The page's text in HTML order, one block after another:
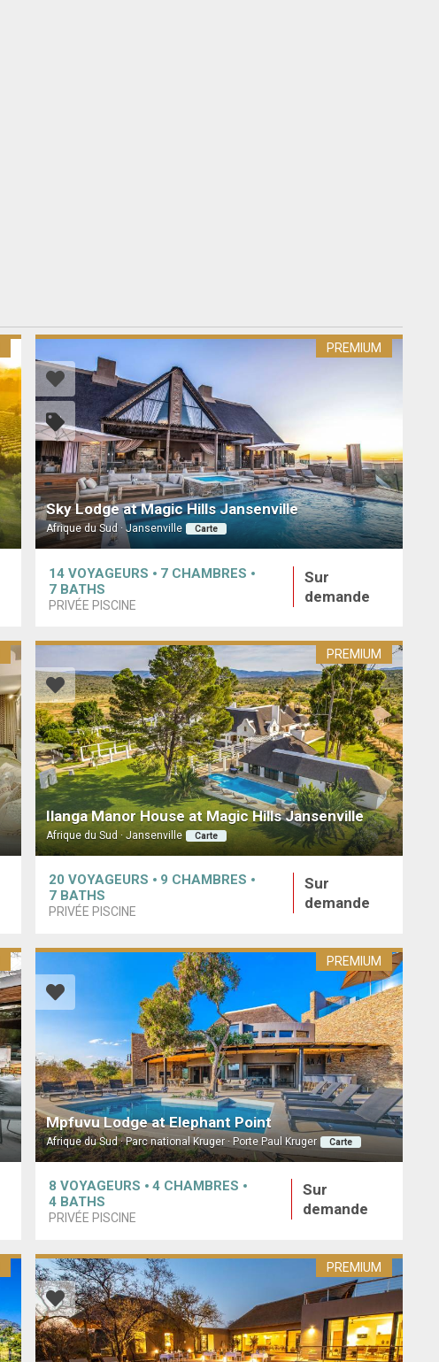
Sky Lodge at Magic Hills Jansenville
Afrique du Sud · Jansenville Carte
PREMIUM
14 VOYAGEURS 7 CHAMBRES
7 BATHS
PRIVÉE PISCINE
Sur
demande
Ilanga Manor House at Magic Hills Jansenville
Afrique du Sud · Jansenville Carte
PREMIUM
20 VOYAGEURS 9 CHAMBRES
7 BATHS
PRIVÉE PISCINE
Sur
demande
Mpfuvu Lodge at Elephant Point
Afrique du Sud · Parc national Kruger · Porte Paul Kruger Carte
PREMIUM
8 VOYAGEURS 4 CHAMBRES
4 BATHS
PRIVÉE PISCINE
Sur
demande
PREMIUM